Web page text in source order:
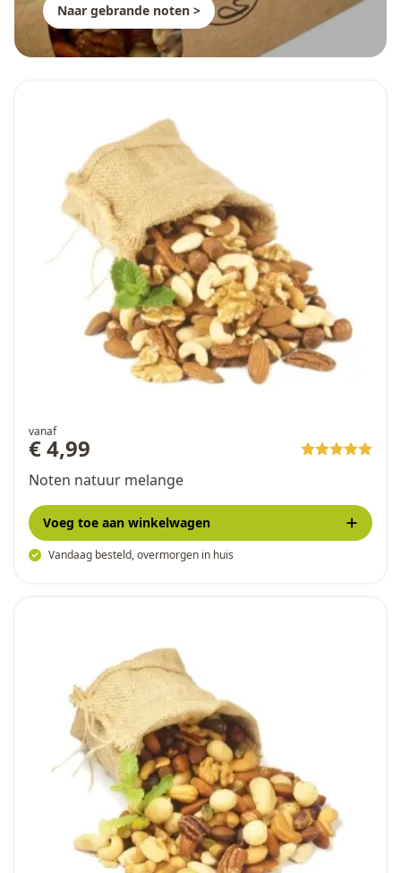
vanaf
€ 4,99
Noten natuur melange
Vandaag besteld, overmorgen in huis
Voeg toe aan winkelwagen
Naar gebrande noten >